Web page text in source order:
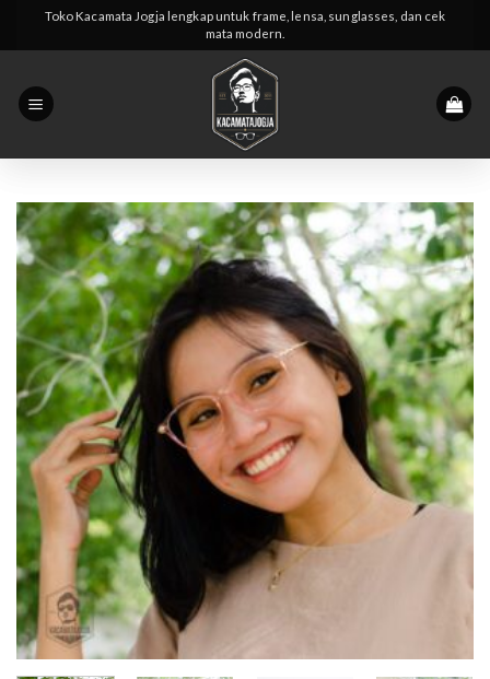
Toko Kacamata Jogja lengkap untuk frame, lensa, sunglasses, dan cek
mata modern.